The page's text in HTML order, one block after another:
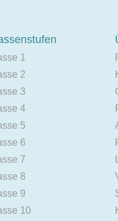
1
2
3
4
5
6
7
8
9
10